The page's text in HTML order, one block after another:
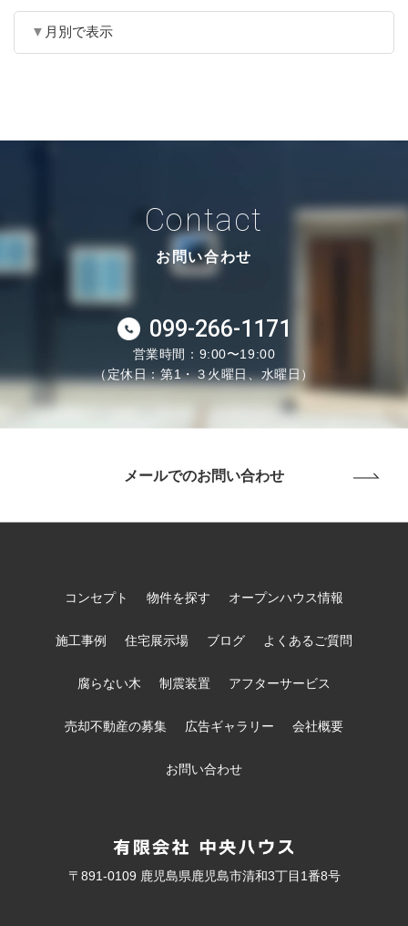
月別で表示
Contact
お問い合わせ
099-266-1171
営業時間：9:00〜19:00
（定休日：第1・３火曜日、水曜日）
メールでのお問い合わせ
コンセプト 物件を探す オープンハウス情報
施工事例 住宅展示場 ブログ よくあるご質問
腐らない木 制震装置 アフターサービス
売却不動産の募集 広告ギャラリー 会社概要
お問い合わせ
〒891-0109 鹿児島県鹿児島市清和3丁目1番8号